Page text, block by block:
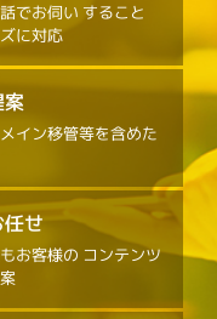
でお伺い すること
に対応
イン移管等を含めた
せ
お客様の コンテンツ